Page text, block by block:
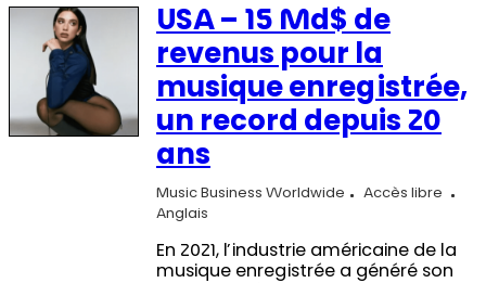
USA – 15 Md$ de
revenus pour la
musique enregistrée,
un record depuis 20
ans
Music Business Worldwide
Accès libre
Anglais
En 2021, l’industrie américaine de la
musique enregistrée a généré son